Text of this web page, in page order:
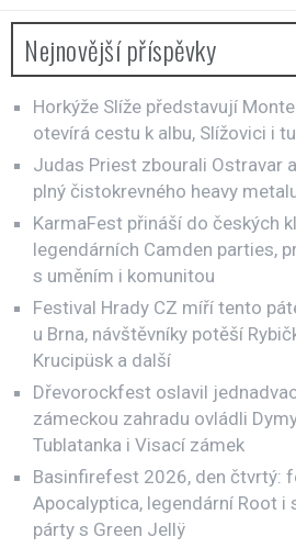
Nejnovější příspěvky
Horkýže Slíže představují
otevírá cestu k albu, Slížovici i
Judas Priest zbourali Ostravar
plný čistokrevného heavy
KarmaFest přináší do českých
legendárních Camden parties,
s uměním i komunitou
Festival Hrady CZ míří tento
u Brna, návštěvníky potěší
Krucipüsk a další
Dřevorockfest oslavil
zámeckou zahradu ovládli
Tublatanka i Visací zámek
Basinfirefest 2026, den čtvrtý:
Apocalyptica, legendární Root i
párty s Green Jellÿ